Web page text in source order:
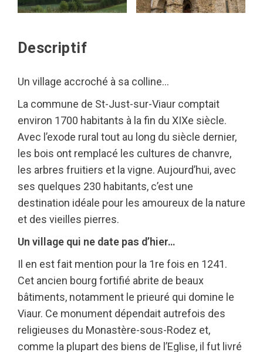
Descriptif
Un village accroché à sa colline…
La commune de St-Just-sur-Viaur comptait
environ 1700 habitants à la fin du XIXe siècle.
Avec l’exode rural tout au long du siècle dernier,
les bois ont remplacé les cultures de chanvre,
les arbres fruitiers et la vigne. Aujourd’hui, avec
ses quelques 230 habitants, c’est une
destination idéale pour les amoureux de la nature
et des vieilles pierres.
Un village qui ne date pas d’hier…
Il en est fait mention pour la 1re fois en 1241.
Cet ancien bourg fortifié abrite de beaux
bâtiments, notamment le prieuré qui domine le
Viaur. Ce monument dépendait autrefois des
religieuses du Monastère-sous-Rodez et,
comme la plupart des biens de l’Eglise, il fut livré